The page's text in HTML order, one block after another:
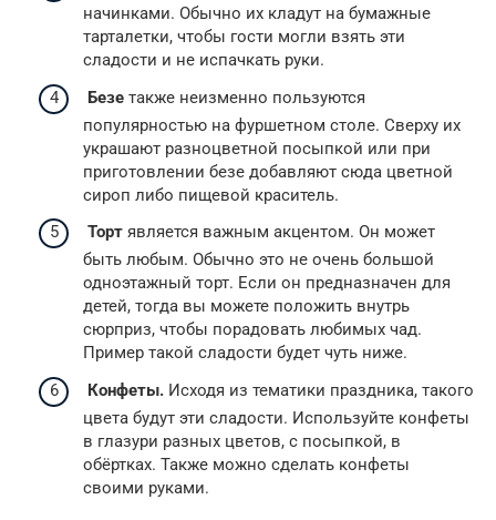
начинками. Обычно их кладут на бумажные
тарталетки, чтобы гости могли взять эти
сладости и не испачкать руки.
Безе также неизменно пользуются
популярностью на фуршетном столе. Сверху их
украшают разноцветной посыпкой или при
приготовлении безе добавляют сюда цветной
сироп либо пищевой краситель.
Торт является важным акцентом. Он может
быть любым. Обычно это не очень большой
одноэтажный торт. Если он предназначен для
детей, тогда вы можете положить внутрь
сюрприз, чтобы порадовать любимых чад.
Пример такой сладости будет чуть ниже.
Конфеты. Исходя из тематики праздника, такого
цвета будут эти сладости. Используйте конфеты
в глазури разных цветов, с посыпкой, в
обёртках. Также можно сделать конфеты
своими руками.